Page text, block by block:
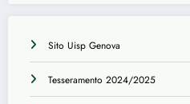
Sito Uisp Genova
Tesseramento 2024/2025